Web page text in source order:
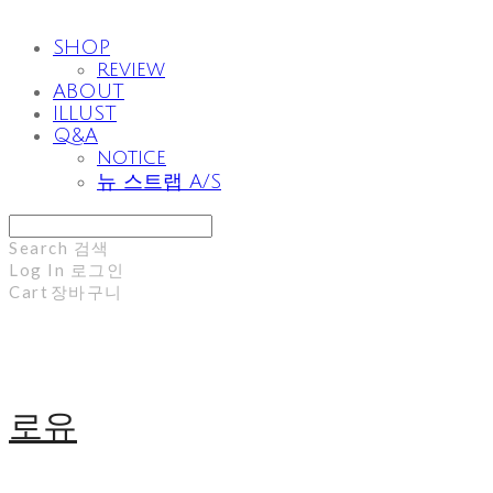
SHOP
review
ABOUT
ILLUST
Q&A
notice
뉴 스트랩 A/S
Search 검색
Log In 로그인
Cart 장바구니
로유